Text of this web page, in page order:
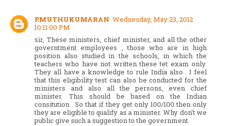
P.MUTHUKUMARAN Wednesday, May 23, 2012
10:11:00 PM
sir, These ministers, chief minister, and all the other
governtment employees , those who are in high
position also studied in the schools, in which the
teachers who have not written these tet exam only.
They all have a knowledge to rule India also . I feel
that this eligibility test can also be conducted for the
ministers and also all the persons, even chief
minister. This should be based on the Indian
consitution . So that if they get only 100/100 then only
they are eligible to qualify as a minister. Why don't we
public give such a suggestion to the government.